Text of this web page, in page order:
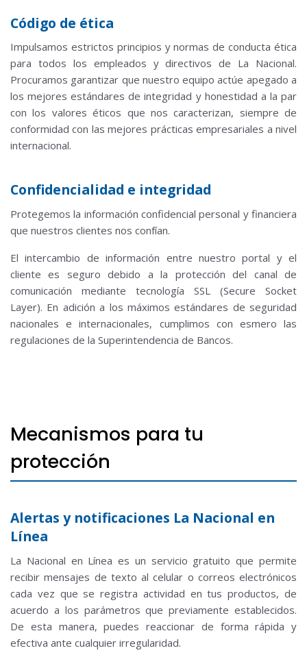
Código de ética
Impulsamos estrictos principios y normas de conducta ética
para todos los empleados y directivos de La Nacional.
Procuramos garantizar que nuestro equipo actúe apegado a
los mejores estándares de integridad y honestidad a la par
con los valores éticos que nos caracterizan, siempre de
conformidad con las mejores prácticas empresariales a nivel
internacional.
Confidencialidad e integridad
Protegemos la información confidencial personal y financiera
que nuestros clientes nos confían.
El intercambio de información entre nuestro portal y el
cliente es seguro debido a la protección del canal de
comunicación mediante tecnología SSL (Secure Socket
Layer). En adición a los máximos estándares de seguridad
nacionales e internacionales, cumplimos con esmero las
regulaciones de la Superintendencia de Bancos.
Mecanismos para tu
protección
Alertas y notificaciones La Nacional en
Línea
La Nacional en Línea es un servicio gratuito que permite
recibir mensajes de texto al celular o correos electrónicos
cada vez que se registra actividad en tus productos, de
acuerdo a los parámetros que previamente establecidos.
De esta manera, puedes reaccionar de forma rápida y
efectiva ante cualquier irregularidad.